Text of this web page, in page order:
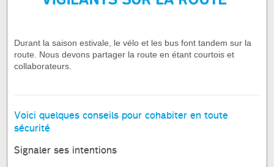
Durant la saison estivale, le vélo et les bus font tandem sur la
route. Nous devons partager la route en étant courtois et
collaborateurs.
Voici quelques conseils pour cohabiter en toute
sécurité
Signaler ses intentions